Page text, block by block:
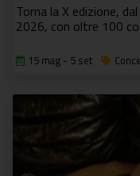
Torna la X edizione,
2026, con oltre 100
15 mag - 5 set